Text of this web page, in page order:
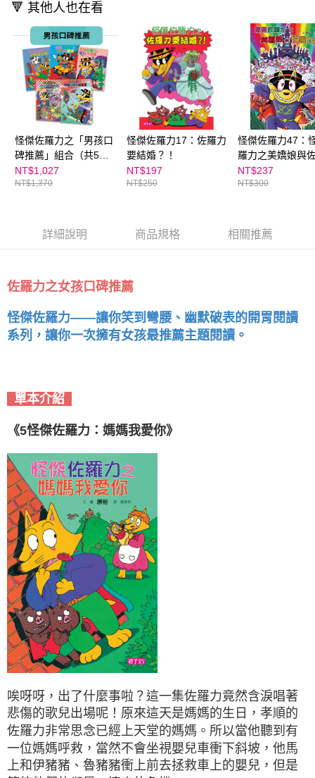
易，需依本服務之必要範圍內提供個人資料，並將交易相關給付款項請求債
２．關於個人資料處理事宜，請瀏覽以下網址：
https://aftee.tw/terms/#terms3
３．未成年的使用者請事先徵得法定代理人或監護人之同意方可使用
「AFTEE先享後付」，若未經同意申辦者引起之損失，本公司不負相關責
任。
４．使用「AFTEE先享後付」時，將依據個別帳號之用戶狀況，依本公司即
時審查核予不同之上限額度；若仍有額度不足之情形，本公司將視審查結果
請求用戶進行身份認證。
５．嚴禁一人註冊多個帳號或使用他人資訊註冊。若發現惡意使用之情形，
恩沛科技股份有限公司將有權停止該用戶之使用額度並採取法律行動。
🔻 其他人也在看
怪傑佐羅力之「男孩口
碑推薦」組合（共5
冊：12、19、22、
53、65集）
NT$1,027
NT$1,370
怪傑佐羅力17：佐羅力
要結婚？！
NT$197
NT$250
怪傑佐羅力47：
羅力之美嬌娘與
城
NT$237
NT$300
詳細說明 商品規格 相關推薦
佐羅力之女孩口碑推薦
怪傑佐羅力——讓你笑到彎腰、幽默破表的開胃閱讀
系列，讓你一次擁有女孩最推薦主題閱讀。
單本介紹
《5怪傑佐羅力：媽媽我愛你》
唉呀呀，出了什麼事啦？這一集佐羅力竟然含淚唱著
悲傷的歌兒出場呢！原來這天是媽媽的生日，孝順的
佐羅力非常思念已經上天堂的媽媽。所以當他聽到有
一位媽媽呼救，當然不會坐視嬰兒車衝下斜坡，他馬
上和伊豬豬、魯豬豬衝上前去拯救車上的嬰兒，但是